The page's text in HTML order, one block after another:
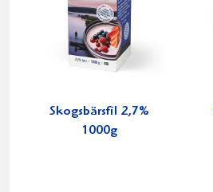
Skogsbärsfil 2,7%
1000g